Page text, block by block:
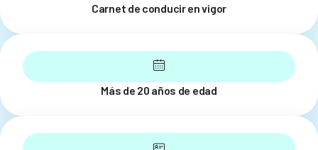
Carnet de conducir en vigor
Más de 20 años de edad